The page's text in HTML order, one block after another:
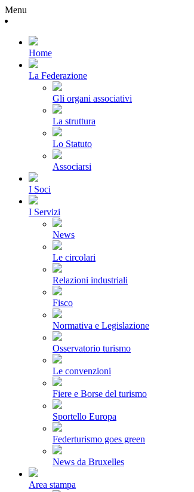
Menu
Home
La Federazione
Gli organi associativi
La struttura
Lo Statuto
Associarsi
I Soci
I Servizi
News
Le circolari
Relazioni industriali
Fisco
Normativa e Legislazione
Osservatorio turismo
Le convenzioni
Fiere e Borse del turismo
Sportello Europa
Federturismo goes green
News da Bruxelles
Area stampa